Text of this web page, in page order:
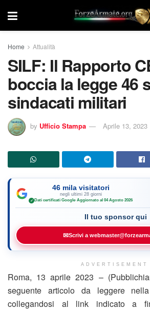
Home Attualità
SILF: Il Rapporto
boccia la legge 46
sindacati militari
by Ufficio Stampa Aprile 13, 2023
46 mila visitatori
negli ultimi 28 giorni
✓ Dati certificati Google·Aggiornato al 04 Agosto 2026
Il tuo sponsor qui
✉Scrivi a
ADVERTISEMENT
Roma, 13 aprile 2023 –
seguente articolo da leggere
collegandosi al link indicato a